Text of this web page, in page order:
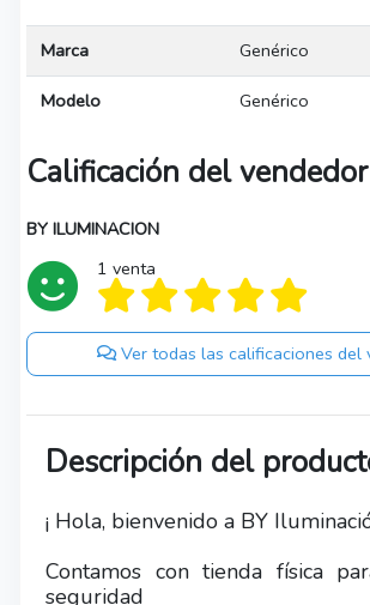
Marca Genérico
Modelo Genérico
Calificación del vendedor
BY ILUMINACION
1 venta
Ver todas las calificaciones del
Descripción del
¡ Hola, bienvenido a BY
Contamos con tienda física
seguridad